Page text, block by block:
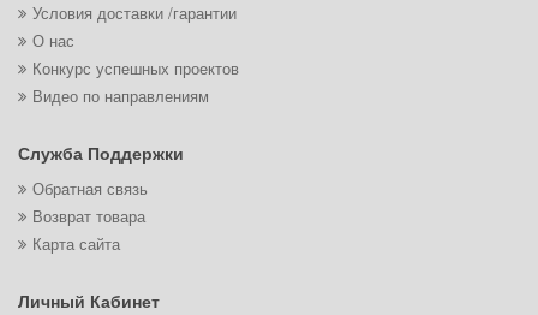
Условия доставки /гарантии
О нас
Конкурс успешных проектов
Видео по направлениям
Служба Поддержки
Обратная связь
Возврат товара
Карта сайта
Личный Кабинет